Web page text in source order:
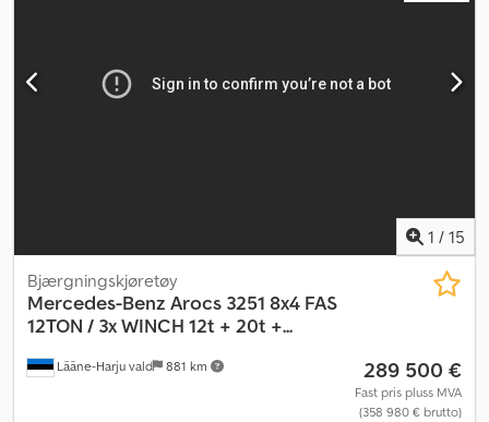
1 / 15
Lääne-Harju vald 881 km
Bjærgningskjøretøy
Mercedes-Benz Arocs 3251 8x4 FAS
12TON / 3x WINCH 12t + 20t +...
289 500 €
Fast pris pluss MVA
(358 980 € brutto)